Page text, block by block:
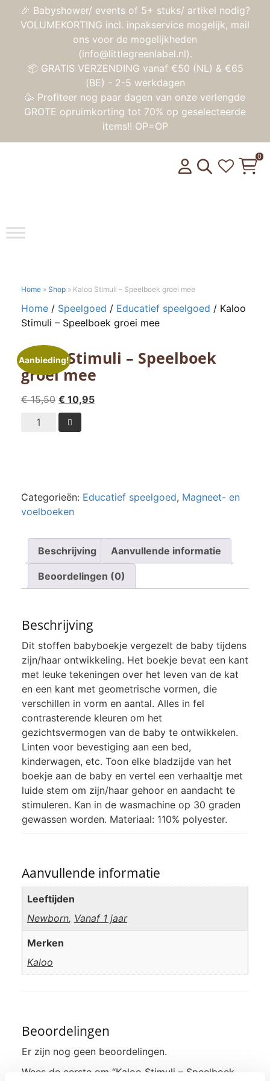
🎉 Babyshower/ events of 5+ stuks/ artikel nodig?
VOLUMEKORTING incl. inpakservice mogelijk, mail
ons voor de mogelijkheden
(info@littlegreenlabel.nl).
📦 GRATIS VERZENDING vanaf €50 (NL) & €65
(BE) - 2-5 werkdagen
🥳 Profiteer nog paar dagen van onze verlengde
GROTE opruimkorting tot 70% op geselecteerde
items!! OP=OP
Toggle
0
Home » Shop » Kaloo Stimuli – Speelboek groei mee
Home / Speelgoed / Educatief speelgoed / Kaloo
Stimuli – Speelboek groei mee
Aanbieding!
Kaloo Stimuli – Speelboek
groei mee
€15,50 Oorspronkelijke
prijs
was:
€ 10,95Huidige
Kaloo
mee
aantal

Categorieën: Educatief speelgoed, Magneet- en
voelboeken
Beschrijving Aanvullende informatie
Beoordelingen (0)
Beschrijving
Dit stoffen babyboekje vergezelt de baby tijdens
zijn/haar ontwikkeling. Het boekje bevat een kant
met leuke tekeningen over het leven van de kat
en een kant met geometrische vormen, die
verschillen in vorm en aantal. Alles in fel
contrasterende kleuren om het
gezichtsvermogen van de baby te ontwikkelen.
Linten voor bevestiging aan een bed,
kinderwagen, etc. Toon elke bladzijde van het
boekje aan de baby en vertel een verhaaltje met
luide stem om zijn/haar gehoor en aandacht te
stimuleren. Kan in de wasmachine op 30 graden
gewassen worden. Materiaal: 110% polyester.
Aanvullende informatie
Leeftijden
Newborn, Vanaf 1 jaar
Merken
Kaloo
Beoordelingen
Er zijn nog geen beoordelingen.
Wees de eerste om “Kaloo Stimuli – Speelboek